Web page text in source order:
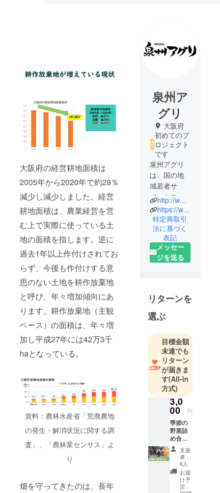
大阪府の経営耕地面積は
2005年から2020年で約28％
減少し減少しました。経営
耕地面積は、農業経営を営
む上で実際に使っている土
地の面積を指します。逆に
過去1年以上作付けされてお
らず、今後も作付けする意
思のない土地を耕作放棄地
と呼び、年々増加傾向にあ
ります。耕作放棄地（主観
ベース）の面積は、年々増
加し平成27年には42万3千
haとなっている。
資料：農林水産省「荒廃農地
の発生・解消状況に関する調
査」、「農林業センサス」よ
り
畑を守ってきたのは、長年
泉州ア
グリ
大阪府
初めてのプ
ロジェクト
です
泉州アグリ
は、国の地
域若者サ
ポートス
テーション
事業などを
運営してい
る「NPO法
人 おおさか
若者就労支
株式会社
（社会的企
業を目指
アグリビジ
ネスで「人
づくり」を
目的に、現
役の農家さ
んの協力を
得て、農業
を志す若者
や働きたく
ても働けな
い若者など
が、泉州ブ
ランド野菜
の生産、加
工。販売、
http://www.s-agri.jp/
https://www.instagram.com/vege_sta/
特定商取引
法に基づく
表記
メッセー
ジを送る
リターンを
選ぶ
目標金額
未達でも
リターン
が届きま
す(All-in
方式)
3,0
00 円
季節の
野菜詰
め合わ
せ5種
内容
（秋冬
野菜か
ら5種
類） ・
支援
者：
6人
お届
け予
定：